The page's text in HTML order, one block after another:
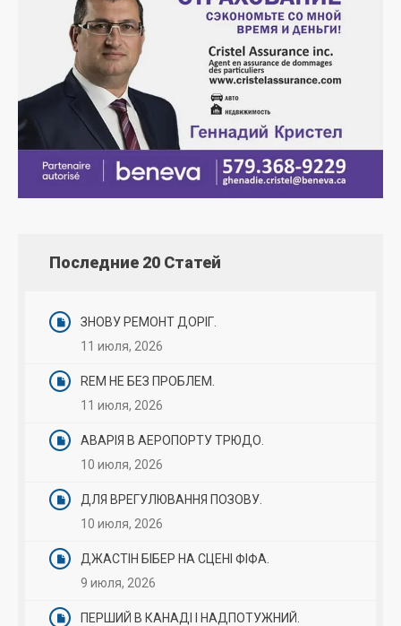
Последние 20 Статей
ЗНОВУ РЕМОНТ ДОРІГ.
11 июля, 2026
REM НЕ БЕЗ ПРОБЛЕМ.
11 июля, 2026
АВАРІЯ В АЕРОПОРТУ ТРЮДО.
10 июля, 2026
ДЛЯ ВРЕГУЛЮВАННЯ ПОЗОВУ.
10 июля, 2026
ДЖАСТІН БІБЕР НА СЦЕНІ ФІФА.
9 июля, 2026
ПЕРШИЙ В КАНАДІ І НАДПОТУЖНИЙ.